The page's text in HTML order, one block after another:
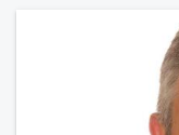
pense en tout